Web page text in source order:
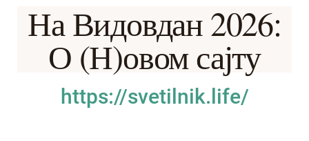
На Видовдан 2026:
О (Н)овом сајту
https://svetilnik.life/